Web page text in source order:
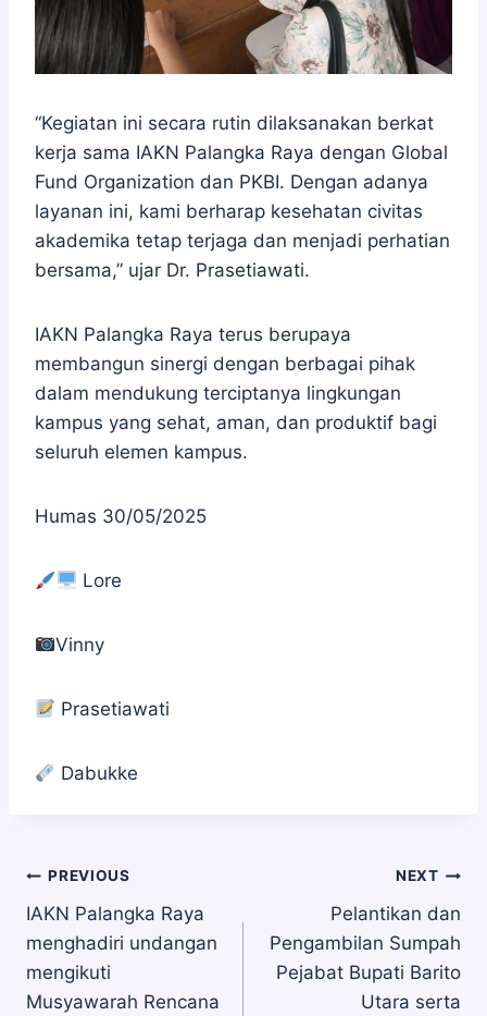
“Kegiatan ini secara rutin dilaksanakan berkat
kerja sama IAKN Palangka Raya dengan Global
Fund Organization dan PKBI. Dengan adanya
layanan ini, kami berharap kesehatan civitas
akademika tetap terjaga dan menjadi perhatian
bersama,” ujar Dr. Prasetiawati.
IAKN Palangka Raya terus berupaya
membangun sinergi dengan berbagai pihak
dalam mendukung terciptanya lingkungan
kampus yang sehat, aman, dan produktif bagi
seluruh elemen kampus.
Humas 30/05/2025
Lore
Vinny
Prasetiawati
Dabukke
Navigasi
pos
PREVIOUS
IAKN Palangka Raya
menghadiri undangan
mengikuti
Musyawarah Rencana
NEXT
Pelantikan dan
Pengambilan Sumpah
Pejabat Bupati Barito
Utara serta